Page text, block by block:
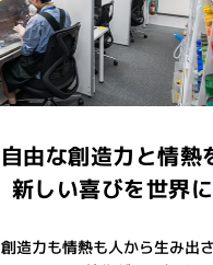
自由な創造力と情熱
新しい喜びを世界
創造力も情熱も人から生み出